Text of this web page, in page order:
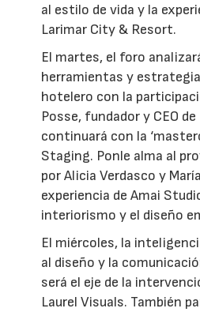
al estilo de vida y la
Larimar City & Resort.
El martes, el foro
herramientas y
hotelero con la
Posse, fundador y CEO
continuará con la
Staging. Ponle alma al
por Alicia Verdasco y
experiencia de Amai
interiorismo y el diseño
El miércoles, la
al diseño y la
será el eje de la
Laurel Visuals. También